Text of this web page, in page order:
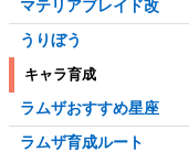
マテリアブレイド改
うりぼう
キャラ育成
ラムザおすすめ星座
ラムザ育成ルート